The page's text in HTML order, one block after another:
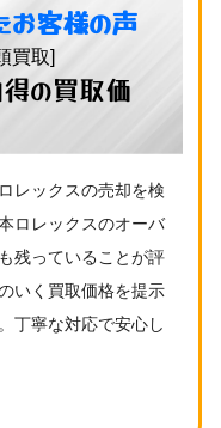
お客様の声
取]
得の買取価
レックスの売却を検
ロレックスのオーバ
残っていることが評
いく買取価格を提示
丁寧な対応で安心し